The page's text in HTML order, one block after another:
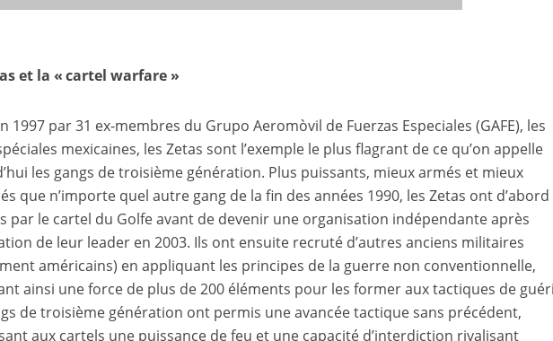
et la « cartel warfare »
1997 par 31 ex-membres du Grupo Aeromòvil de Fuerzas Especiales (GAFE), les
mexicaines, les Zetas sont l’exemple le plus flagrant de ce qu’on appelle
les gangs de troisième génération. Plus puissants, mieux armés et mieux
que n’importe quel autre gang de la fin des années 1990, les Zetas ont
par le cartel du Golfe avant de devenir une organisation indépendante après
de leur leader en 2003. Ils ont ensuite recruté d’autres anciens militaires
américains) en appliquant les principes de la guerre non conventionnelle,
ainsi une force de plus de 200 éléments pour les former aux tactiques de
de troisième génération ont permis une avancée tactique sans précédent,
aux cartels une puissance de feu et une capacité d’interdiction rivalisant